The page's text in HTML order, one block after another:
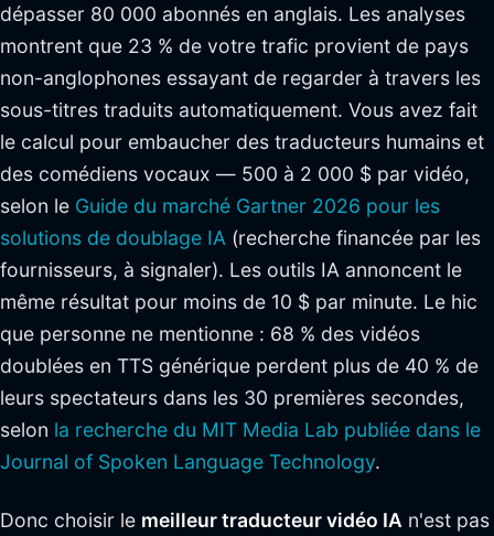
dépasser 80 000 abonnés en anglais. Les analyses
montrent que 23 % de votre trafic provient de pays
non-anglophones essayant de regarder à travers les
sous-titres traduits automatiquement. Vous avez fait
le calcul pour embaucher des traducteurs humains et
des comédiens vocaux — 500 à 2 000 $ par vidéo,
selon le Guide du marché Gartner 2026 pour les
solutions de doublage IA (recherche financée par les
fournisseurs, à signaler). Les outils IA annoncent le
même résultat pour moins de 10 $ par minute. Le hic
que personne ne mentionne : 68 % des vidéos
doublées en TTS générique perdent plus de 40 % de
leurs spectateurs dans les 30 premières secondes,
selon la recherche du MIT Media Lab publiée dans le
Journal of Spoken Language Technology.
Donc choisir le meilleur traducteur vidéo IA n'est pas